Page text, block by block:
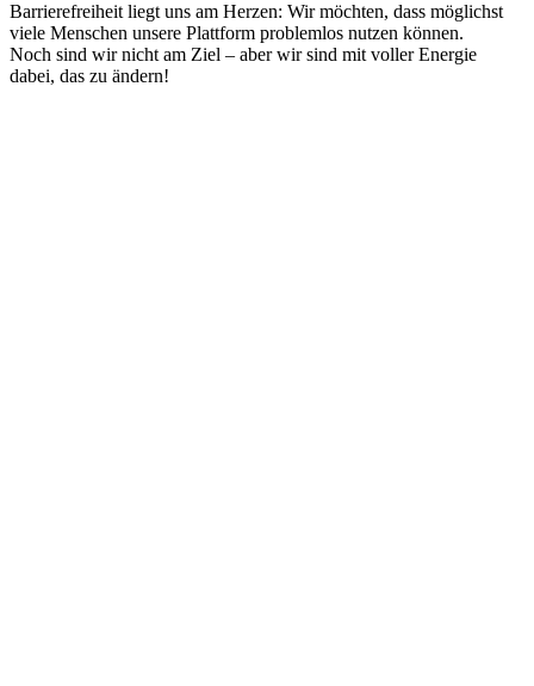
Barrierefreiheit liegt uns am Herzen: Wir möchten, dass möglichst
viele Menschen unsere Plattform problemlos nutzen können.
Noch sind wir nicht am Ziel – aber wir sind mit voller Energie
dabei, das zu ändern!